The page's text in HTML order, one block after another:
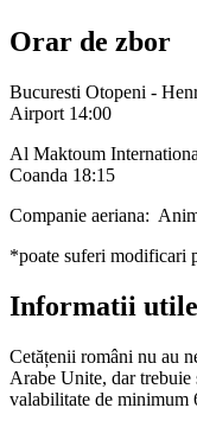
Orar de zbor
Bucuresti Otopeni -
Airport 14:00
Al Maktoum
Coanda 18:15
Companie aeriana:
*poate suferi modificari
Informatii utile
Cetățenii români nu au
Arabe Unite, dar trebuie
valabilitate de minimum